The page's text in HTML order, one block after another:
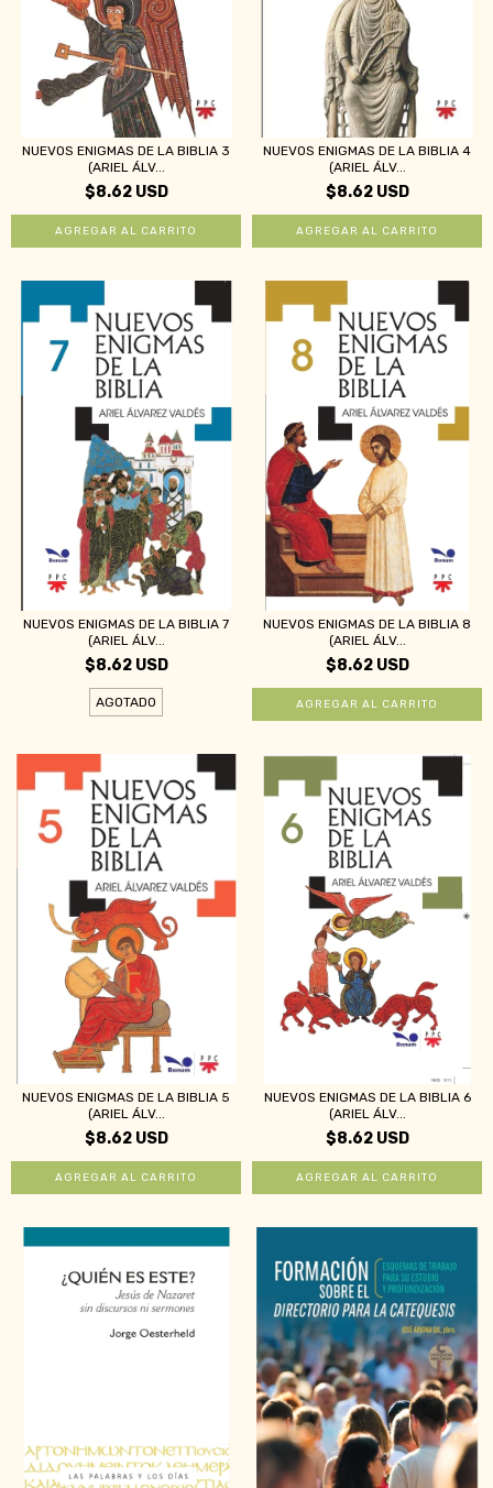
NUEVOS ENIGMAS DE LA BIBLIA 3
(ARIEL ÁLV...
$8.62 USD
NUEVOS ENIGMAS DE LA BIBLIA 4
(ARIEL ÁLV...
$8.62 USD
NUEVOS ENIGMAS DE LA BIBLIA 7
(ARIEL ÁLV...
$8.62 USD
AGOTADO
NUEVOS ENIGMAS DE LA BIBLIA 8
(ARIEL ÁLV...
$8.62 USD
NUEVOS ENIGMAS DE LA BIBLIA 5
(ARIEL ÁLV...
$8.62 USD
NUEVOS ENIGMAS DE LA BIBLIA 6
(ARIEL ÁLV...
$8.62 USD